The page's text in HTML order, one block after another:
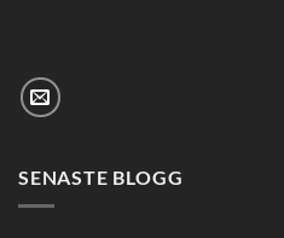
SENASTE BLOGG